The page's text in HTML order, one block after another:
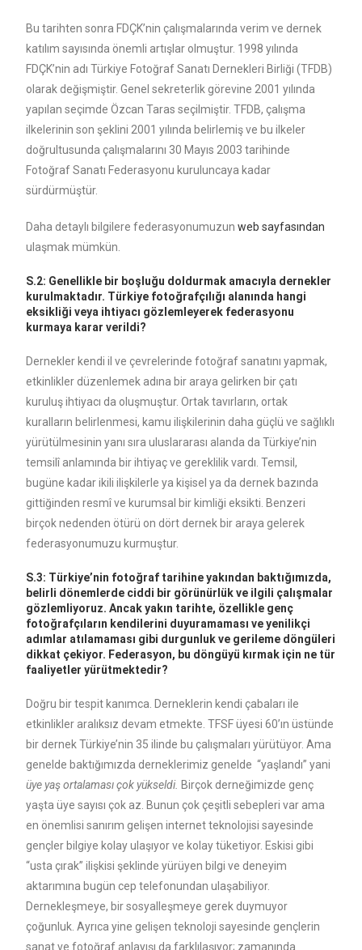
Bu tarihten sonra FDÇK’nin çalışmalarında verim ve dernek
katılım sayısında önemli artışlar olmuştur. 1998 yılında
FDÇK’nin adı Türkiye Fotoğraf Sanatı Dernekleri Birliği (TFDB)
olarak değişmiştir. Genel sekreterlik görevine 2001 yılında
yapılan seçimde Özcan Taras seçilmiştir. TFDB, çalışma
ilkelerinin son şeklini 2001 yılında belirlemiş ve bu ilkeler
doğrultusunda çalışmalarını 30 Mayıs 2003 tarihinde
Fotoğraf Sanatı Federasyonu kuruluncaya kadar
sürdürmüştür.
Daha detaylı bilgilere federasyonumuzunweb sayfasından
ulaşmak mümkün.
S.2: Genellikle bir boşluğu doldurmak amacıyla dernekler
kurulmaktadır. Türkiye fotoğrafçılığı alanında hangi
eksikliği veya ihtiyacı gözlemleyerek federasyonu
kurmaya karar verildi?
Dernekler kendi il ve çevrelerinde fotoğraf sanatını yapmak,
etkinlikler düzenlemek adına bir araya gelirken bir çatı
kuruluş ihtiyacı da oluşmuştur. Ortak tavırların, ortak
kuralların belirlenmesi, kamu ilişkilerinin daha güçlü ve sağlıklı
yürütülmesinin yanı sıra uluslararası alanda da Türkiye’nin
temsilî anlamında bir ihtiyaç ve gereklilik vardı. Temsil,
bugüne kadar ikili ilişkilerle ya kişisel ya da dernek bazında
gittiğinden resmî ve kurumsal bir kimliği eksikti. Benzeri
birçok nedenden ötürü on dört dernek bir araya gelerek
federasyonumuzu kurmuştur.
S.3: Türkiye’nin fotoğraf tarihine yakından baktığımızda,
belirli dönemlerde ciddi bir görünürlük ve ilgili çalışmalar
gözlemliyoruz. Ancak yakın tarihte, özellikle genç
fotoğrafçıların kendilerini duyuramaması ve yenilikçi
adımlar atılamaması gibi durgunluk ve gerileme döngüleri
dikkat çekiyor. Federasyon, bu döngüyü kırmak için ne tür
faaliyetler yürütmektedir?
Doğru bir tespit kanımca. Derneklerin kendi çabaları ile
etkinlikler aralıksız devam etmekte. TFSF üyesi 60’ın üstünde
bir dernek Türkiye’nin 35 ilinde bu çalışmaları yürütüyor. Ama
genelde baktığımızda derneklerimiz genelde “yaşlandı” yani
üye yaş ortalaması çok yükseldi. Birçok derneğimizde genç
yaşta üye sayısı çok az. Bunun çok çeşitli sebepleri var ama
en önemlisi sanırım gelişen internet teknolojisi sayesinde
gençler bilgiye kolay ulaşıyor ve kolay tüketiyor. Eskisi gibi
“usta çırak” ilişkisi şeklinde yürüyen bilgi ve deneyim
aktarımına bugün cep telefonundan ulaşabiliyor.
Dernekleşmeye, bir sosyalleşmeye gerek duymuyor
çoğunluk. Ayrıca yine gelişen teknoloji sayesinde gençlerin
sanat ve fotoğraf anlayışı da farklılaşıyor; zamanında